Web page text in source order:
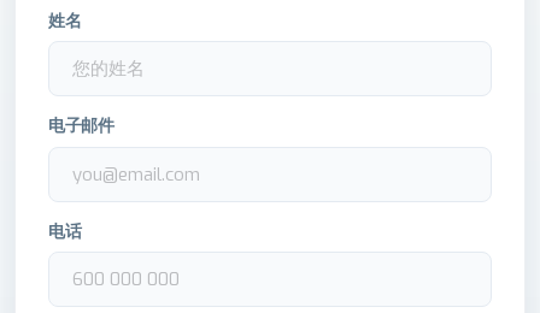
姓名
电子邮件
电话